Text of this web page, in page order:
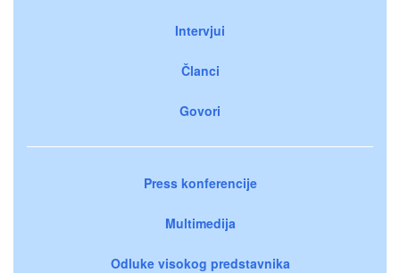
Intervjui
Članci
Govori
Press konferencije
Multimedija
Odluke visokog predstavnika